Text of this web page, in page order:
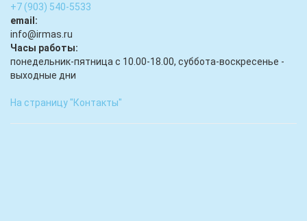
+7 (903) 540-5533
email:
infо@irmas.ru
Часы работы:
понедельник-пятница с 10.00-18.00, суббота-воскресенье -
выходные дни
На страницу "Контакты"